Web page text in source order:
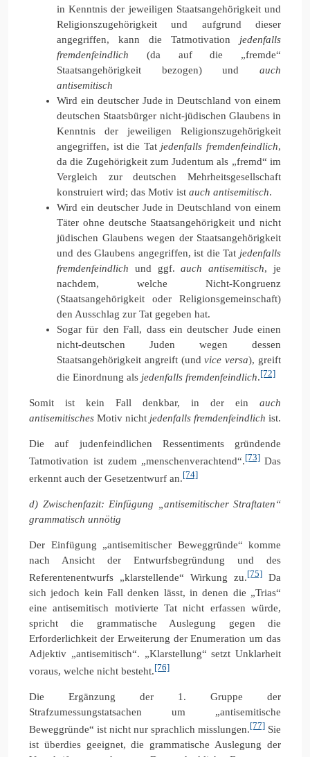
in Kenntnis der jeweiligen Staatsangehörigkeit und
Religionszugehörigkeit und aufgrund dieser
angegriffen, kann die Tatmotivation jedenfalls
fremdenfeindlich (da auf die „fremde“
Staatsangehörigkeit bezogen) und auch
antisemitisch
Wird ein deutscher Jude in Deutschland von einem
deutschen Staatsbürger nicht-jüdischen Glaubens in
Kenntnis der jeweiligen Religionszugehörigkeit
angegriffen, ist die Tat jedenfalls fremdenfeindlich,
da die Zugehörigkeit zum Judentum als „fremd“ im
Vergleich zur deutschen Mehrheitsgesellschaft
konstruiert wird; das Motiv ist auch antisemitisch.
Wird ein deutscher Jude in Deutschland von einem
Täter ohne deutsche Staatsangehörigkeit und nicht
jüdischen Glaubens wegen der Staatsangehörigkeit
und des Glaubens angegriffen, ist die Tat jedenfalls
fremdenfeindlich und ggf.auch antisemitisch, je
nachdem, welche Nicht-Kongruenz
(Staatsangehörigkeit oder Religionsgemeinschaft)
den Ausschlag zur Tat gegeben hat.
Sogar für den Fall, dass ein deutscher Jude einen
nicht-deutschen Juden wegen dessen
Staatsangehörigkeit angreift (undvice versa), greift
die Einordnung als jedenfalls fremdenfeindlich.[72]
Somit ist kein Fall denkbar, in der ein auch
antisemitisches Motiv nicht jedenfalls fremdenfeindlich ist.
Die auf judenfeindlichen Ressentiments gründende
Tatmotivation ist zudem „menschenverachtend“.[73] Das
erkennt auch der Gesetzentwurf an.[74]
d) Zwischenfazit: Einfügung „antisemitischer Straftaten“
grammatisch unnötig
Der Einfügung „antisemitischer Beweggründe“ komme
nach Ansicht der Entwurfsbegründung und des
Referentenentwurfs „klarstellende“ Wirkung zu.[75] Da
sich jedoch kein Fall denken lässt, in denen die „Trias“
eine antisemitisch motivierte Tat nicht erfassen würde,
spricht die grammatische Auslegung gegen die
Erforderlichkeit der Erweiterung der Enumeration um das
Adjektiv „antisemitisch“. „Klarstellung“ setzt Unklarheit
voraus, welche nicht besteht.[76]
Die Ergänzung der 1. Gruppe der
Strafzumessungstatsachen um „antisemitische
Beweggründe“ ist nicht nur sprachlich misslungen.[77] Sie
ist überdies geeignet, die grammatische Auslegung der